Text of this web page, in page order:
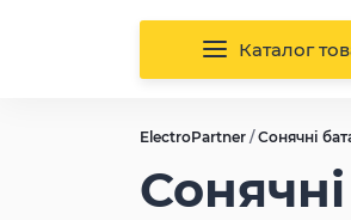
Каталог
ElectroPartner /Сонячні